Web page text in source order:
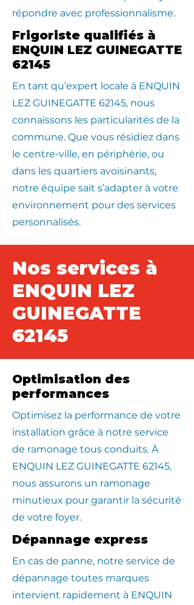
répondre avec professionnalisme.
Frigoriste qualifiés à
ENQUIN LEZ GUINEGATTE
62145
En tant qu’expert locale à ENQUIN
LEZ GUINEGATTE 62145, nous
connaissons les particularités de la
commune. Que vous résidiez dans
le centre-ville, en périphérie, ou
dans les quartiers avoisinants,
notre équipe sait s’adapter à votre
environnement pour des services
personnalisés.
Nos services à
ENQUIN LEZ
GUINEGATTE
62145
Optimisation des
performances
Optimisez la performance de votre
installation grâce à notre service
de ramonage tous conduits. À
ENQUIN LEZ GUINEGATTE 62145,
nous assurons un ramonage
minutieux pour garantir la sécurité
de votre foyer.
Dépannage express
En cas de panne, notre service de
dépannage toutes marques
intervient rapidement à ENQUIN